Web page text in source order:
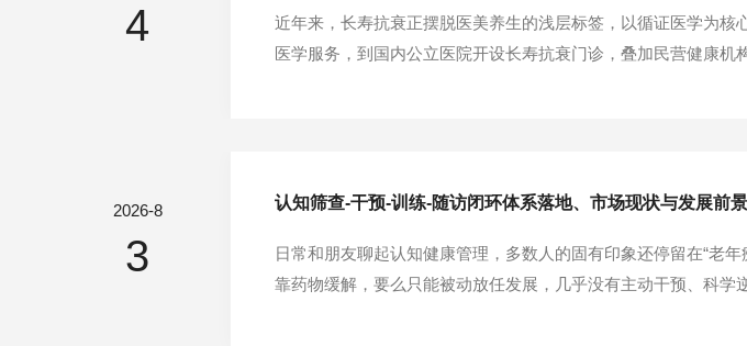
4
近年来，长寿抗衰正摆脱医美养生的浅层标签，以循证医学为
医学服务，到国内公立医院开设长寿抗衰门诊，叠加民营健康
2026-8
3
认知筛查-干预-训练-随访闭环体系落地、市场现状与发展前景
日常和朋友聊起认知健康管理，多数人的固有印象还停留在“老
靠药物缓解，要么只能被动放任发展，几乎没有主动干预、科